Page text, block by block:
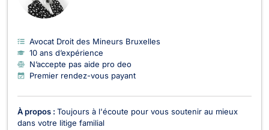
Avocat Droit des Mineurs Bruxelles
10 ans d’expérience
N’accepte pas aide pro deo
Premier rendez-vous payant
À propos : Toujours à l'écoute pour vous soutenir au mieux
dans votre litige familial